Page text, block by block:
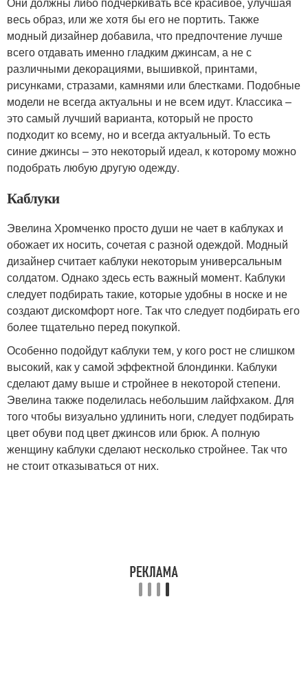
весь образ, или же хотя бы его не портить. Также
модный дизайнер добавила, что предпочтение лучше
всего отдавать именно гладким джинсам, а не с
различными декорациями, вышивкой, принтами,
рисунками, стразами, камнями или блестками. Подобные
модели не всегда актуальны и не всем идут. Классика –
это самый лучший варианта, который не просто
подходит ко всему, но и всегда актуальный. То есть
синие джинсы – это некоторый идеал, к которому можно
подобрать любую другую одежду.
Каблуки
Эвелина Хромченко просто души не чает в каблуках и
обожает их носить, сочетая с разной одеждой. Модный
дизайнер считает каблуки некоторым универсальным
солдатом. Однако здесь есть важный момент. Каблуки
следует подбирать такие, которые удобны в носке и не
создают дискомфорт ноге. Так что следует подбирать его
более тщательно перед покупкой.
Особенно подойдут каблуки тем, у кого рост не слишком
высокий, как у самой эффектной блондинки. Каблуки
сделают даму выше и стройнее в некоторой степени.
Эвелина также поделилась небольшим лайфхаком. Для
того чтобы визуально удлинить ноги, следует подбирать
цвет обуви под цвет джинсов или брюк. А полную
женщину каблуки сделают несколько стройнее. Так что
не стоит отказываться от них.